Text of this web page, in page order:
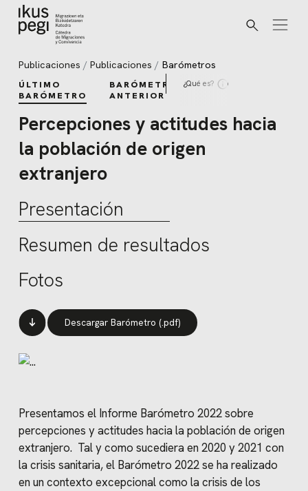
Ir directamente al contenido
Buscar
Publicaciones Publicaciones Barómetros
ÚLTIMO
BARÓMETRO
BARÓMETROS
ANTERIORES
¿Qué es?
Percepciones y actitudes hacia
la población de origen
extranjero
Presentación
Resumen de resultados
Fotos
Descargar Barómetro (.pdf)
Presentamos el Informe Barómetro 2022 sobre
percepciones y actitudes hacia la población de origen
extranjero. Tal y como sucediera en 2020 y 2021 con
la crisis sanitaria, el Barómetro 2022 se ha realizado
en un contexto excepcional como la crisis de los